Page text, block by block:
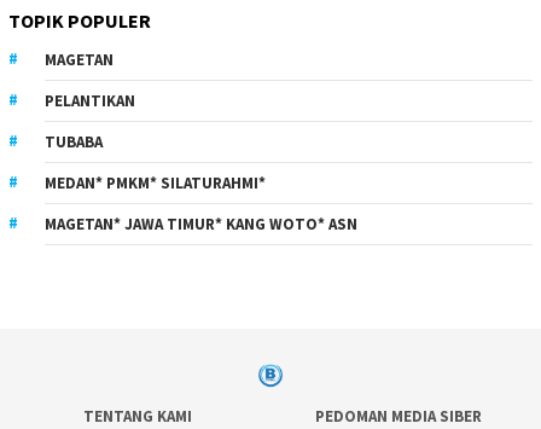
TOPIK POPULER
MAGETAN
PELANTIKAN
TUBABA
MEDAN* PMKM* SILATURAHMI*
MAGETAN* JAWA TIMUR* KANG WOTO* ASN
TENTANG KAMI PEDOMAN MEDIA SIBER